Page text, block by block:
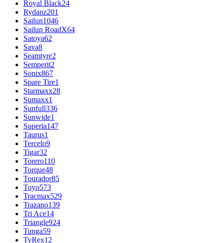
Royal Black24
Rydanz201
Sailun1046
Sailun RoadX64
Satoya62
Sava8
Seamtyre2
Semperit2
Sonix867
Spare Tire1
Starmaxx28
Sumaxx1
Sunfull336
Sunwide1
Superia147
Taurus1
Tercelo9
Tigar32
Torero110
Torque48
Tourador85
Toyo573
Tracmax529
Trazano139
Tri Ace14
Triangle924
Tunga59
TyRex12